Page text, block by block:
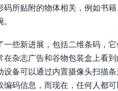
码所贴附的物体相关，例如书
一些新进展，包括二维条码，
在杂志广告和谷物包装盒上看
设备可以通过内置摄像头扫描
编码信息，而现在，任何人都